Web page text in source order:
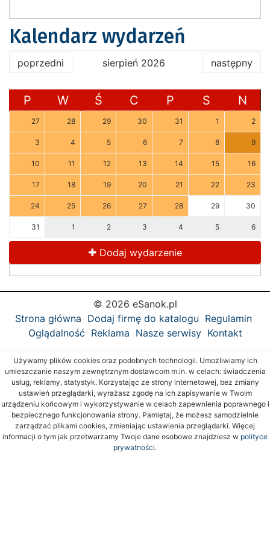
Kalendarz wydarzeń
poprzedni sierpień 2026 następny
P W Ś C P S N
27 28 29 30 31 1 2
3 4 5 6 7 8 9
10 11 12 13 14 15 16
17 18 19 20 21 22 23
24 25 26 27 28 29 30
31 1 2 3 4 5 6
Dodaj wydarzenie
© 2026 eSanok.pl
Strona główna Dodaj firmę do katalogu Regulamin
Oglądalność Reklama Nasze serwisy Kontakt
Używamy plików cookies oraz podobnych technologii. Umożliwiamy ich
umieszczanie naszym zewnętrznym dostawcom m.in. w celach: świadczenia
usług, reklamy, statystyk. Korzystając ze strony internetowej, bez zmiany
ustawień przeglądarki, wyrażasz zgodę na ich zapisywanie w Twoim
urządzeniu końcowym i wykorzystywanie w celach zapewnienia poprawnego i
bezpiecznego funkcjonowania strony. Pamiętaj, że możesz samodzielnie
zarządzać plikami cookies, zmieniając ustawienia przeglądarki. Więcej
informacji o tym jak przetwarzamy Twoje dane osobowe znajdziesz w polityce
prywatności.